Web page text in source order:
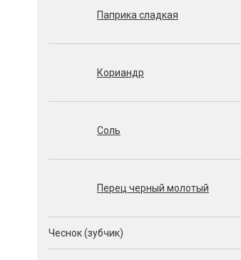
Паприка сладкая
Кориандр
Соль
Перец черный молотый
Чеснок (зубчик)